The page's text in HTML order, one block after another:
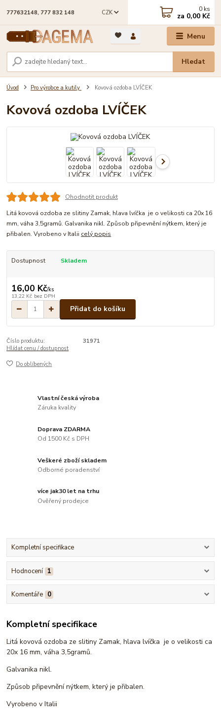
Menu
CZK
Hledat
777632148, 777 832 148 0 ks
za 0,00 Kč
Úvod Pro výrobce a kutily Kovová ozdoba LVÍČEK
Kovová ozdoba LVÍČEK
Ohodnotit produkt
Litá kovová ozdoba ze slitiny Zamak, hlava lvíčka je o velikosti ca 20x 16
mm, váha 3,5gramů. Galvanika nikl. Způsob připevnění nýtkem, který je
přibalen. Vyrobeno v Italii celý popis
Dostupnost Skladem
16,00 Kč/ks
13,22 Kč bez DPH
Přidat do košíku
Číslo produktu:
31971
Hlídat cenu / dostupnost
Do oblíbených
Vlastní česká výroba
Záruka kvality
Doprava ZDARMA
Od 1500 Kč s DPH
Veškeré zboží skladem
Odborné poradenství
více jak30 let na trhu
Ověřený prodejce
Kompletní specifikace
Hodnocení 1
Komentáře 0
Kompletní specifikace
Litá kovová ozdoba ze slitiny Zamak, hlava lvíčka je o velikosti ca
20x 16 mm, váha 3,5gramů.
Galvanika nikl.
Způsob připevnění nýtkem, který je přibalen.
Vyrobeno v Italii